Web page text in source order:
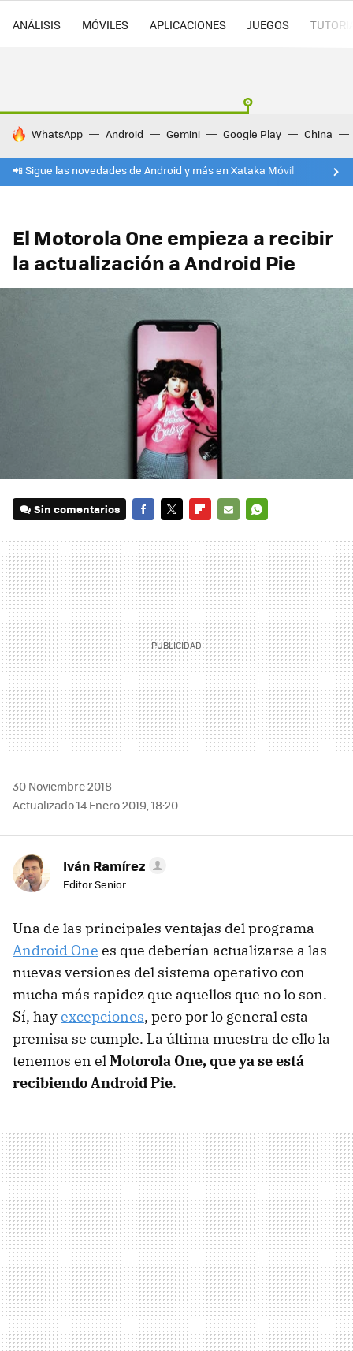
ANÁLISIS MÓVILES APLICACIONES JUEGOS
HOY SE HABLA DE
WhatsApp Android Gemini Google Play China
📲 Sigue las novedades de Android y más en Xataka Móvil
El Motorola One empieza a recibir
la actualización a Android Pie
Sin comentarios
MAIL
30 Noviembre 2018
Actualizado 14 Enero 2019, 18:20
Iván Ramírez
Editor Senior
Una de las principales ventajas del programa
Android One es que deberían actualizarse a las
nuevas versiones del sistema operativo con
mucha más rapidez que aquellos que no lo son.
Sí, hayexcepciones, pero por lo general esta
premisa se cumple. La última muestra de ello la
tenemos en elMotorola One, que ya se está
recibiendo Android Pie.